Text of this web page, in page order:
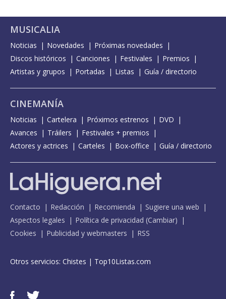
MUSICALIA
Noticias Novedades
Próximas novedades
Discos históricos
Canciones Festivales
Premios
Artistas y grupos
Portadas Listas Guía / directorio
CINEMANÍA
Noticias Cartelera Próximos estrenos
DVD
Avances
Tráilers
Festivales + premios
Actores y actrices
Carteles Box-office Guía / directorio
Contacto Redacción Recomienda
Sugiere una web
Aspectos legales
Política de privacidad (Cambiar)
Cookies
Publicidad y webmasters RSS
Otros servicios: Chistes | Top10Listas.com